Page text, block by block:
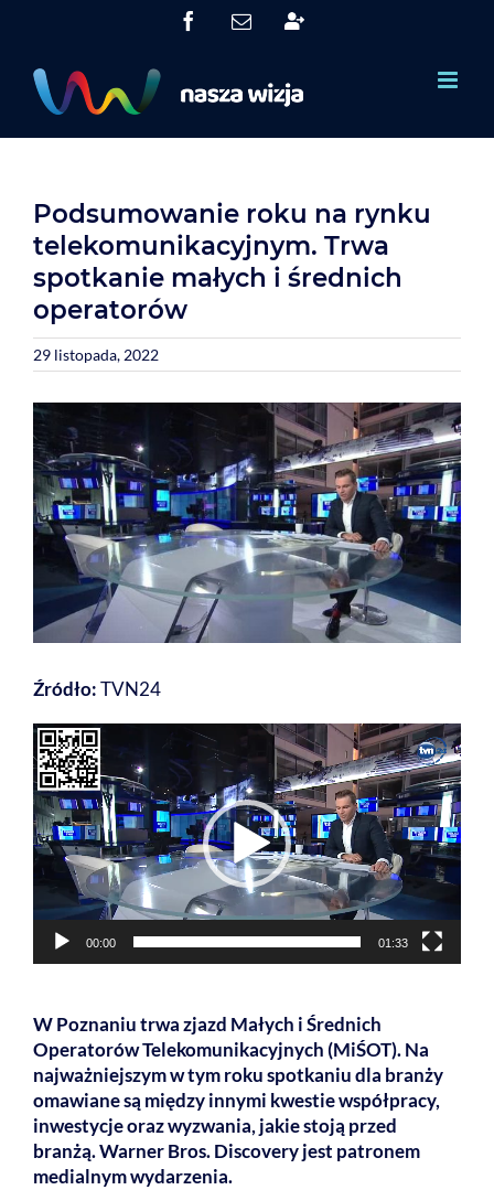
FacebookEmailSystem
(SOP)
Podsumowanie roku na rynku
telekomunikacyjnym. Trwa
spotkanie małych i średnich
operatorów
29 listopada, 2022
View
Larger
Image
Źródło:TVN24
Odtwarzacz
video
00:00 01:33
W Poznaniu trwa zjazd Małych i Średnich
Operatorów Telekomunikacyjnych (MiŚOT). Na
najważniejszym w tym roku spotkaniu dla branży
omawiane są między innymi kwestie współpracy,
inwestycje oraz wyzwania, jakie stoją przed
branżą. Warner Bros. Discovery jest patronem
medialnym wydarzenia.